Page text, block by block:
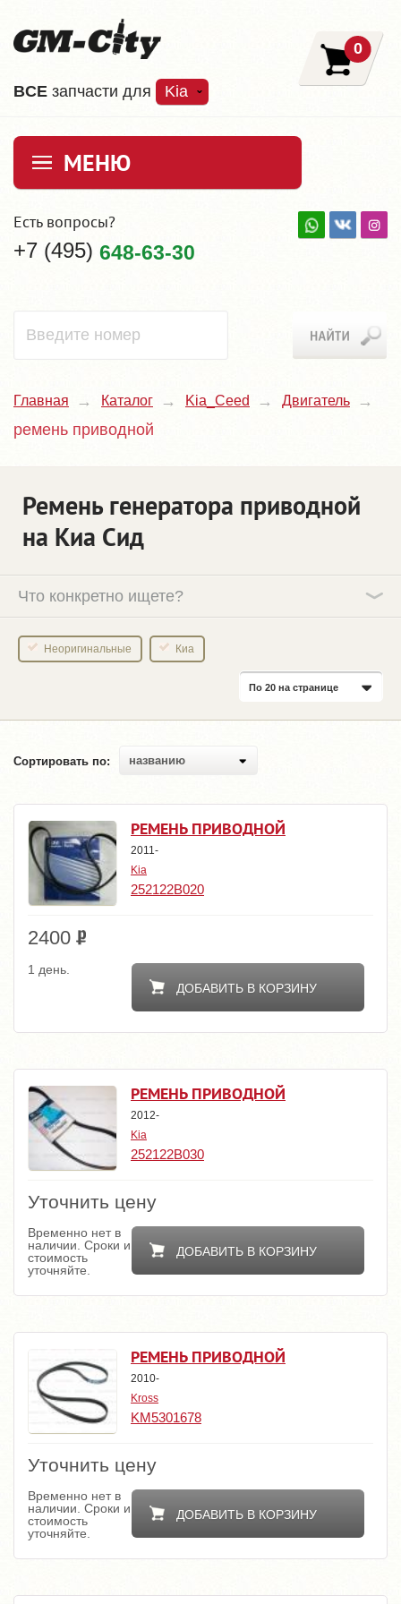
ВCE запчасти для Kia
0
МЕНЮ
Есть вопросы?
+7 (495) 648-63-30
Главная Каталог Kia_Ceed Двигатель
ремень приводной
Ремень генератора приводной
на Киа Сид
Что конкретно ищете?
Неоригинальные Киа
По 20 на странице
Сортировать по: названию
РЕМЕНЬ ПРИВОДНОЙ
2011-
Kia
252122B020
2400
ДОБАВИТЬ В КОРЗИНУ
1 день.
РЕМЕНЬ ПРИВОДНОЙ
2012-
Kia
252122B030
Уточнить цену
ДОБАВИТЬ В КОРЗИНУ
Временно нет в
наличии. Сроки и
стоимость
уточняйте.
РЕМЕНЬ ПРИВОДНОЙ
2010-
Kross
KM5301678
Уточнить цену
ДОБАВИТЬ В КОРЗИНУ
Временно нет в
наличии. Сроки и
стоимость
уточняйте.